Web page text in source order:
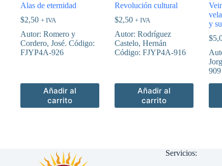
Alas de eternidad
$2,50 + IVA
Autor: Romero y
Cordero, José. Código:
FJYP4A-926
Añadir al
carrito
Revolución cultural
$2,50 + IVA
Autor: Rodríguez
Castelo, Hernán
Código: FJYP4A-916
Añadir al
carrito
y
$
909
Servicios: